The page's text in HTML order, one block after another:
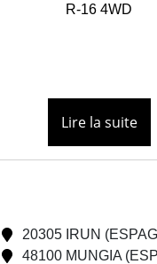
R-16 4WD
Lire la suite
20305 IRUN
48100 MUNGIA